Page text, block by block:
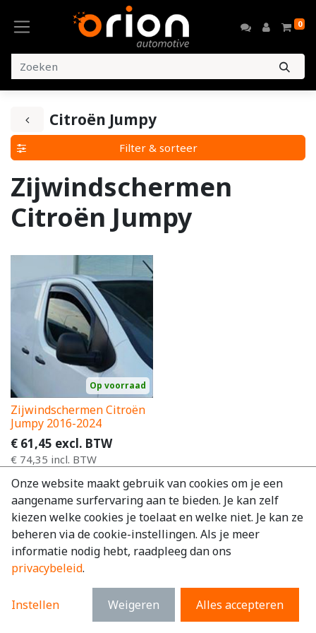
0
Citroën Jumpy
Filter & sorteer
Zijwindschermen
Citroën Jumpy
Op voorraad
Zijwindschermen Citroën
Jumpy 2016-2024
€ 61,45 excl. BTW
€ 74,35 incl. BTW
Onze website maakt gebruik van cookies om je een
aangename surfervaring aan te bieden. Je kan zelf
kiezen welke cookies je toelaat en welke niet. Je kan ze
beheren via de cookie-instellingen. Als je meer
informatie nodig hebt, raadpleeg dan ons
privacybeleid.
Instellen Weigeren Alles accepteren